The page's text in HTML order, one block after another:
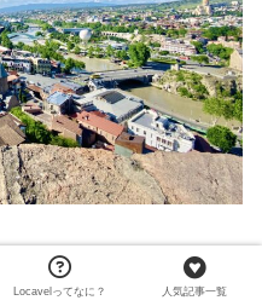
ットです。
高いので、入浴前に行くこ
Locavelってなに？ 人気記事一覧